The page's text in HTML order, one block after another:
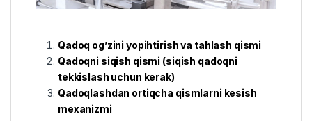
Qadoq og’zini yopihtirish va tahlash qismi
Qadoqni siqish qismi (siqish qadoqni
tekkislash uchun kerak)
Qadoqlashdan ortiqcha qismlarni kesish
mexanizmi